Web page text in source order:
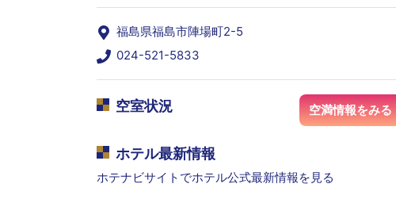
福島県福島市陣場町2-5
024-521-5833
空室状況 空満情報をみる
ホテル最新情報
ホテナビサイトでホテル公式最新情報を見る